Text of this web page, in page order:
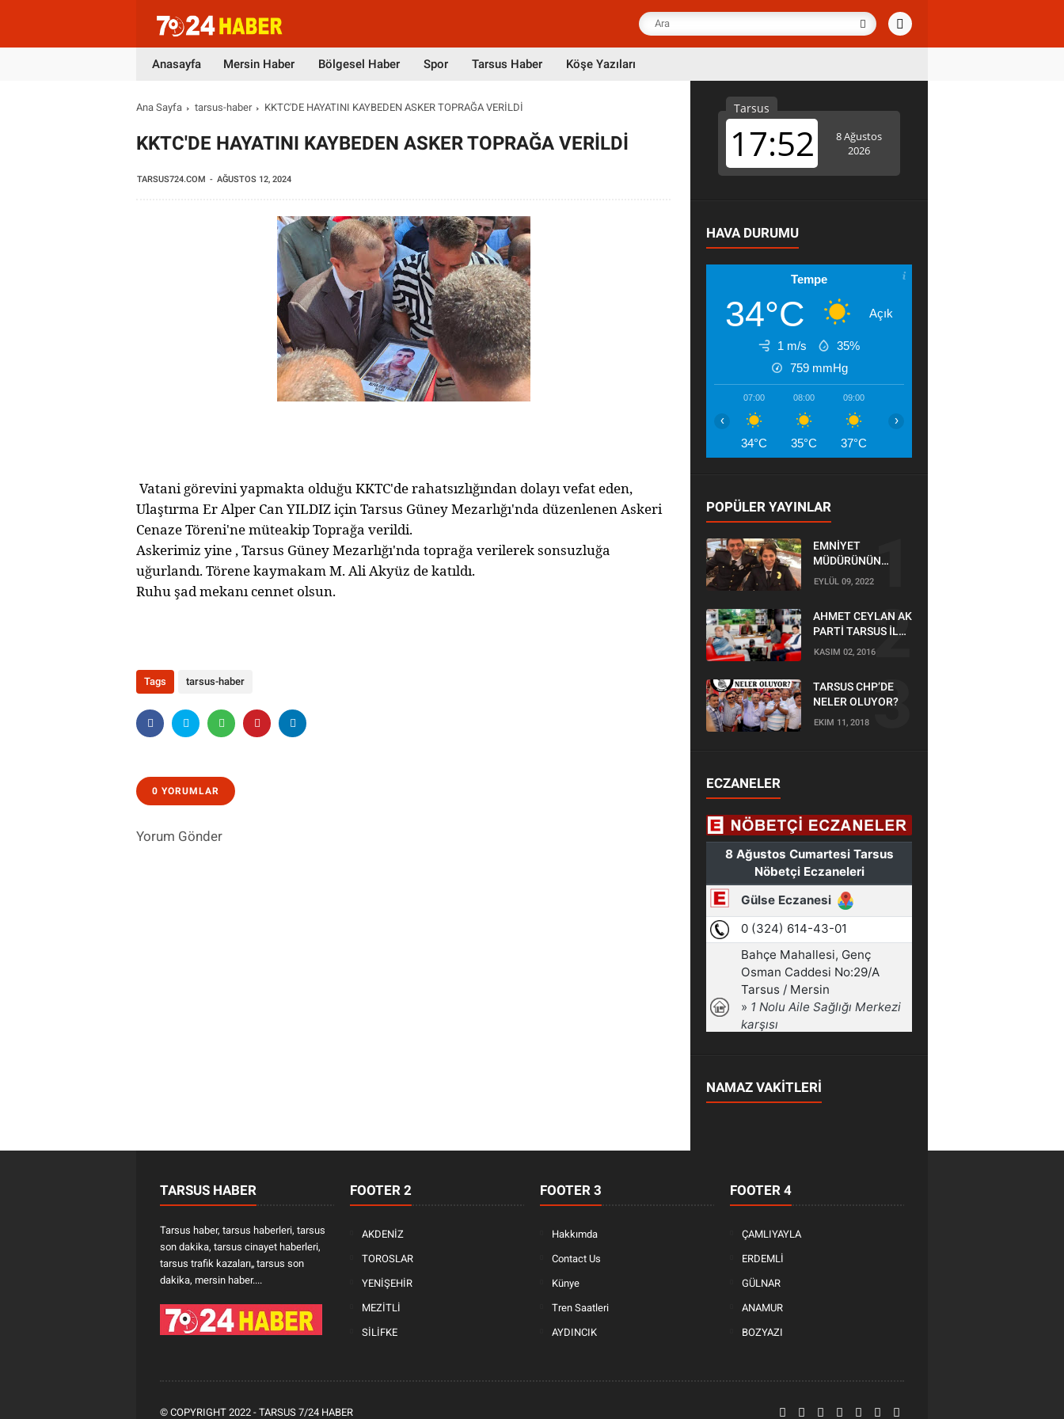
Anasayfa Mersin Haber Bölgesel Haber Spor Tarsus Haber Köşe Yazıları
Ana Sayfa tarsus-haber KKTC'DE HAYATINI KAYBEDEN ASKER TOPRAĞA VERİLDİ
KKTC'DE HAYATINI KAYBEDEN ASKER TOPRAĞA VERİLDİ
TARSUS724.COM AĞUSTOS 12, 2024
Vatani görevini yapmakta olduğu KKTC'de rahatsızlığından dolayı vefat eden,
Ulaştırma Er Alper Can YILDIZ için Tarsus Güney Mezarlığı'nda düzenlenen Askeri
Cenaze Töreni'ne müteakip Toprağa verildi.
Askerimiz yine , Tarsus Güney Mezarlığı'nda toprağa verilerek sonsuzluğa
uğurlandı. Törene kaymakam M. Ali Akyüz de katıldı.
Ruhu şad mekanı cennet olsun.
Tags tarsus-haber
0 YORUMLAR
Yorum Gönder
HAVA DURUMU
Tempe
34°C Açık
1 m/s
35%
759 mmHg
07:00
34°C
08:00
35°C
09:00
37°C
‹ ›
POPÜLER YAYINLAR
EMNİYET
MÜDÜRÜNÜN
OĞLU KAZADA
EYLÜL 09, 2022
AHMET CEYLAN AK
PARTİ TARSUS İLÇE
BAŞKANLIĞI İÇİN
KASIM 02, 2016
TARSUS CHP’DE
NELER OLUYOR?
EKIM 11, 2018
ECZANELER
NAMAZ VAKİTLERİ
TARSUS HABER
Tarsus haber, tarsus haberleri, tarsus
son dakika, tarsus cinayet haberleri,
tarsus trafik kazaları„ tarsus son
dakika, mersin haber....
FOOTER 2
AKDENİZ
TOROSLAR
YENİŞEHİR
MEZİTLİ
SİLİFKE
FOOTER 3
Hakkımda
Contact Us
Künye
Tren Saatleri
AYDINCIK
FOOTER 4
ÇAMLIYAYLA
ERDEMLİ
GÜLNAR
ANAMUR
BOZYAZI
© COPYRIGHT 2022 - TARSUS 7/24 HABER